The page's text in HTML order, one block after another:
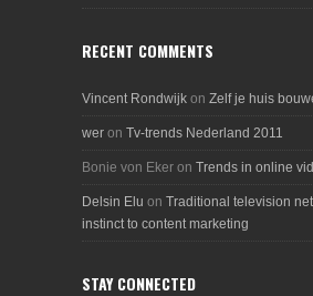
RECENT COMMENTS
Vincent Rondwijk on Zelf je huis
wer on Tv-trends Nederland 2011
Bonie von Eker on Trends in online
Delsin Elu on Traditional television
instinct to content marketing
STAY CONNECTED